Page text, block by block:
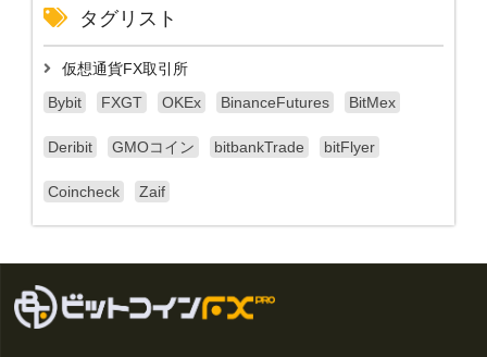
タグリスト
仮想通貨FX取引所
Bybit
FXGT OKEx BinanceFutures BitMex
Deribit GMOコイン bitbankTrade bitFlyer
Coincheck Zaif